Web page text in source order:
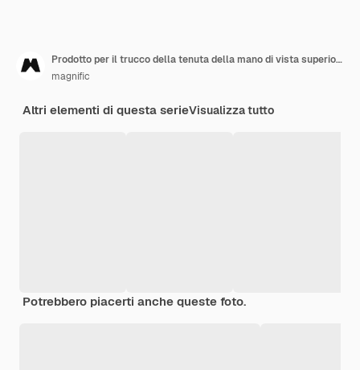
Prodotto per il trucco della tenuta della mano di vista superiore
magnific
Altri elementi di questa serieVisualizza tutto
Potrebbero piacerti anche queste foto.